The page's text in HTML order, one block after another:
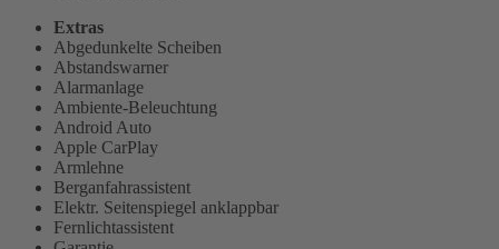
Extras
Abgedunkelte Scheiben
Abstandswarner
Alarmanlage
Ambiente-Beleuchtung
Android Auto
Apple CarPlay
Armlehne
Berganfahrassistent
Elektr. Seitenspiegel anklappbar
Fernlichtassistent